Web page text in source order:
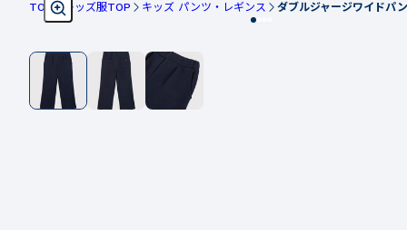
TOP キッズ服TOP キッズ パンツ・レギンス ダブルジャージワイドパ